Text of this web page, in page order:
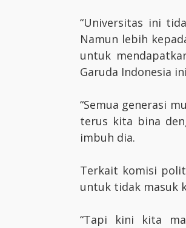
“Universitas ini
Namun lebih
untuk
Garuda Indonesia
“Semua generasi
terus kita bina
imbuh dia.
Terkait komisi
untuk tidak masuk
“Tapi kini kita